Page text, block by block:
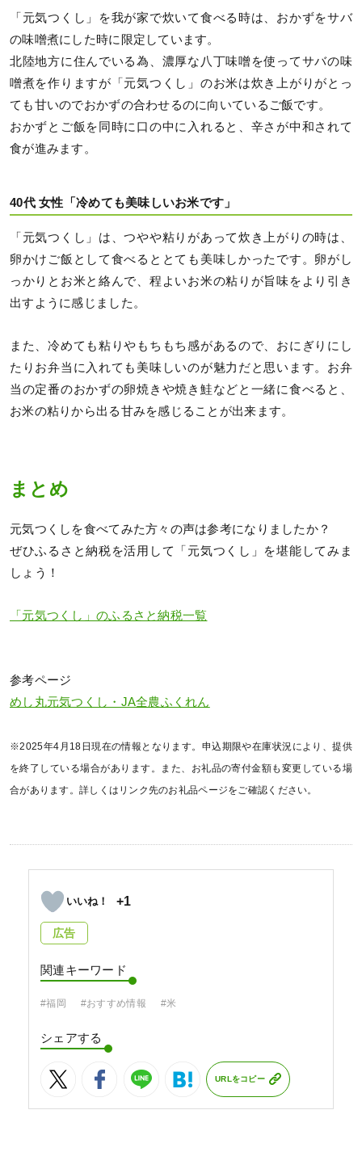
「元気つくし」を我が家で炊いて食べる時は、おかずをサバ
の味噌煮にした時に限定しています。
北陸地方に住んでいる為、濃厚な八丁味噌を使ってサバの味
噌煮を作りますが「元気つくし」のお米は炊き上がりがとっ
ても甘いのでおかずの合わせるのに向いているご飯です。
おかずとご飯を同時に口の中に入れると、辛さが中和されて
食が進みます。
40代 女性「冷めても美味しいお米です」
「元気つくし」は、つやや粘りがあって炊き上がりの時は、
卵かけご飯として食べるととても美味しかったです。卵がし
っかりとお米と絡んで、程よいお米の粘りが旨味をより引き
出すように感じました。
また、冷めても粘りやもちもち感があるので、おにぎりにし
たりお弁当に入れても美味しいのが魅力だと思います。お弁
当の定番のおかずの卵焼きや焼き鮭などと一緒に食べると、
お米の粘りから出る甘みを感じることが出来ます。
まとめ
元気つくしを食べてみた方々の声は参考になりましたか？
ぜひふるさと納税を活用して「元気つくし」を堪能してみま
しょう！
「元気つくし」のふるさと納税一覧
参考ページ
めし丸元気つくし・JA全農ふくれん
※2025年4月18日現在の情報となります。申込期限や在庫状況により、提供
を終了している場合があります。また、お礼品の寄付金額も変更している場
合があります。詳しくはリンク先のお礼品ページをご確認ください。
+1
広告
関連キーワード
#福岡 #おすすめ情報 #米
シェアする
URLをコピー